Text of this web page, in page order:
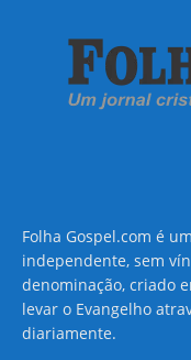
Folha Gospel.com é
independente, sem
denominação, criado
levar o Evangelho
diariamente.